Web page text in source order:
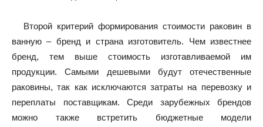
Второй критерий формирования стоимости раковин в
ванную – бренд и страна изготовитель. Чем известнее
бренд, тем выше стоимость изготавливаемой им
продукции. Самыми дешевыми будут отечественные
раковины, так как исключаются затраты на перевозку и
переплаты поставщикам. Среди зарубежных брендов
можно также встретить бюджетные модели